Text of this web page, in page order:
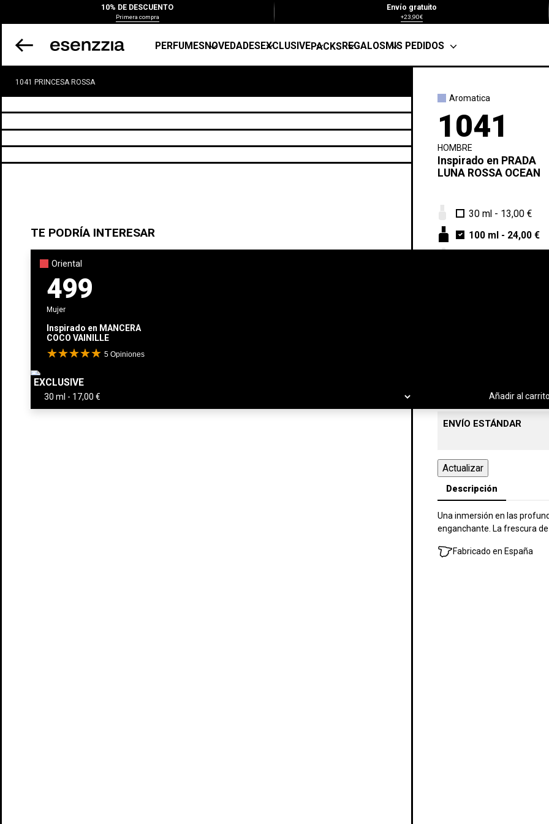
10% DE DESCUENTO
Primera compra
Envío gratuito
+23,90€
PERFUMESNOVEDADESEXCLUSIVEPACKSREGALOSMIS PEDIDOS
1041 PRINCESA ROSSA
Aromatica
1041
HOMBRE
Inspirado en PRADA
LUNA ROSSA OCEAN
30 ml - 13,00 €
100 ml - 24,00 €
ENVÍO ESTÁNDAR
Descripción
Una inmersión en las
enganchante. La frescura
Fabricado en España
TE PODRÍA INTERESAR
Oriental
499
Mujer
Inspirado en MANCERA
COCO VAINILLE
5Opiniones
EXCLUSIVE
Añadir al carrito